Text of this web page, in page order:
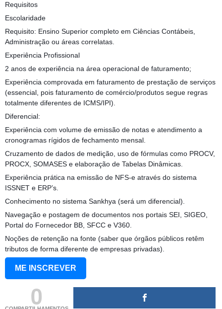
Requisitos
Escolaridade
Requisito: Ensino Superior completo em Ciências Contábeis,
Administração ou áreas correlatas.
Experiência Profissional
2 anos de experiência na área operacional de faturamento;
Experiência comprovada em faturamento de prestação de serviços
(essencial, pois faturamento de comércio/produtos segue regras
totalmente diferentes de ICMS/IPI).
Diferencial:
Experiência com volume de emissão de notas e atendimento a
cronogramas rígidos de fechamento mensal.
Cruzamento de dados de medição, uso de fórmulas como PROCV,
PROCX, SOMASES e elaboração de Tabelas Dinâmicas.
Experiência prática na emissão de NFS-e através do sistema
ISSNET e ERP’s.
Conhecimento no sistema Sankhya (será um diferencial).
Navegação e postagem de documentos nos portais SEI, SIGEO,
Portal do Fornecedor BB, SFCC e V360.
Noções de retenção na fonte (saber que órgãos públicos retêm
tributos de forma diferente de empresas privadas).
ME INSCREVER
0